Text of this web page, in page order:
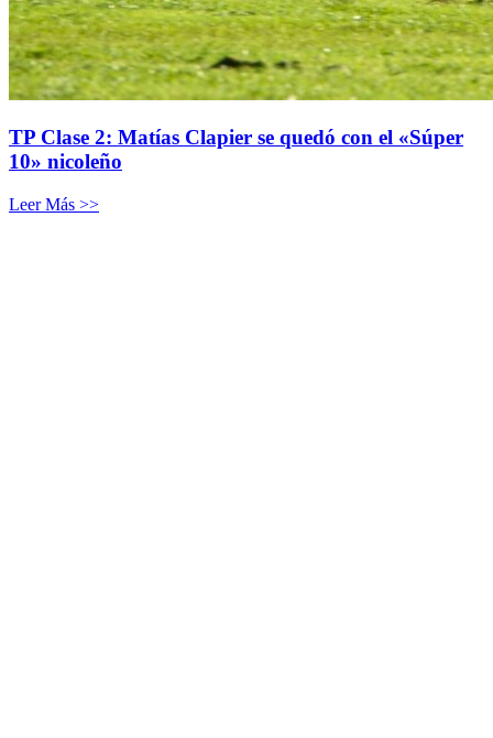
TP Clase 2: Matías Clapier se quedó con el «Súper
10» nicoleño
Leer Más >>